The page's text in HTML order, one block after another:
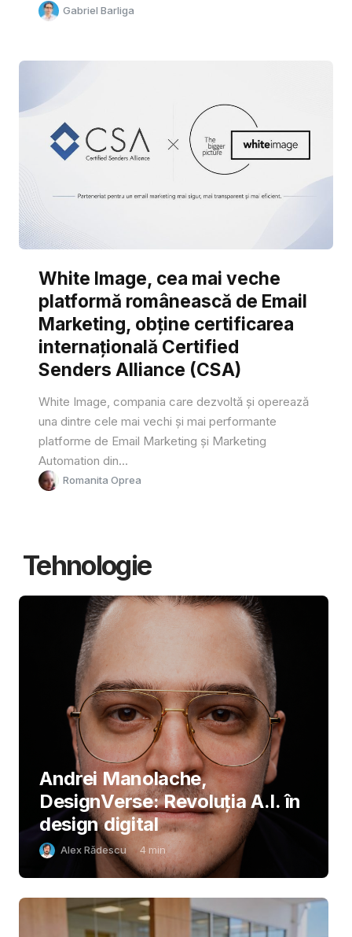
Gabriel Barliga
White Image, cea mai veche
platformă românească de Email
Marketing, obține certificarea
internațională Certified
Senders Alliance (CSA)
White Image, compania care dezvoltă și operează
una dintre cele mai vechi și mai performante
platforme de Email Marketing și Marketing
Automation din...
Romanita Oprea
Tehnologie
Andrei Manolache,
DesignVerse: Revoluția A.I. în
design digital
Alex Rădescu 4 min